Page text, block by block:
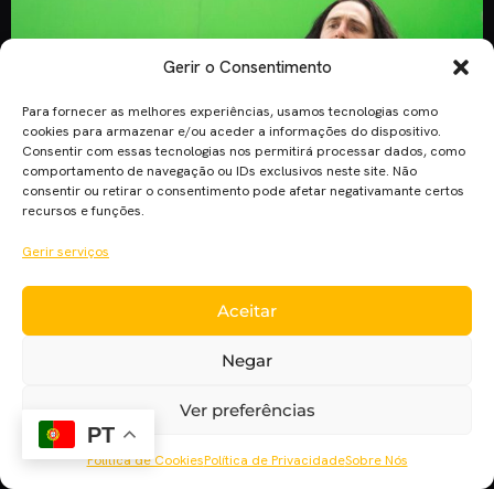
Gerir o Consentimento
Para fornecer as melhores experiências, usamos tecnologias como
cookies para armazenar e/ou aceder a informações do dispositivo.
Consentir com essas tecnologias nos permitirá processar dados, como
comportamento de navegação ou IDs exclusivos neste site. Não
consentir ou retirar o consentimento pode afetar negativamante certos
recursos e funções.
Gerir serviços
Aceitar
Negar
Ver preferências
Política de CookiesPolítica de PrivacidadeSobre Nós
poker Molly Bloom são dois candidatos aos Óscares que
chegam aos cinemas esta semana. Um Desastre de Artista A
história verídica do excêntrico cineasta de Hollywood,
os seus métodos questionáveis. Numa celebração cómico-
trágica da […]
PT